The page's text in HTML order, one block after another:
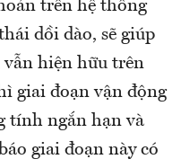
trên hệ thống
dồi dào, sẽ giúp
hiện hữu trên
giai đoạn vận động
tính ngắn hạn và
giai đoạn này có